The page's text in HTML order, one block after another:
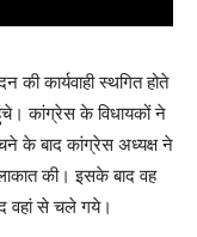
की कार्यवाही स्थगित होते
कांग्रेस के विधायकों ने
के बाद कांग्रेस अध्यक्ष ने
की। इसके बाद वह
वहां से चले गये।